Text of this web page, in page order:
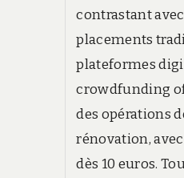
contrastant
placements
plateformes
crowdfunding
des opérations
rénovation,
dès 10 euros.